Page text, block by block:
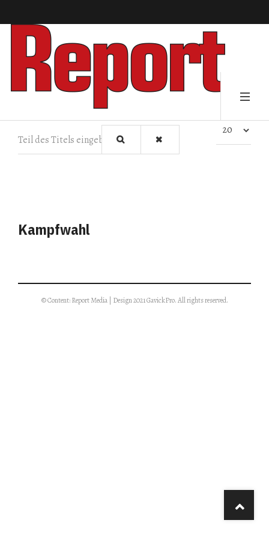
Teil des Titels eingeben Anzeige #
Kampfwahl
© Content: Report Media | Design 2021 GavickPro. All rights reserved.